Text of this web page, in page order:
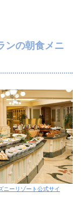
ンの朝食メニ
ニーリゾート公式サイ